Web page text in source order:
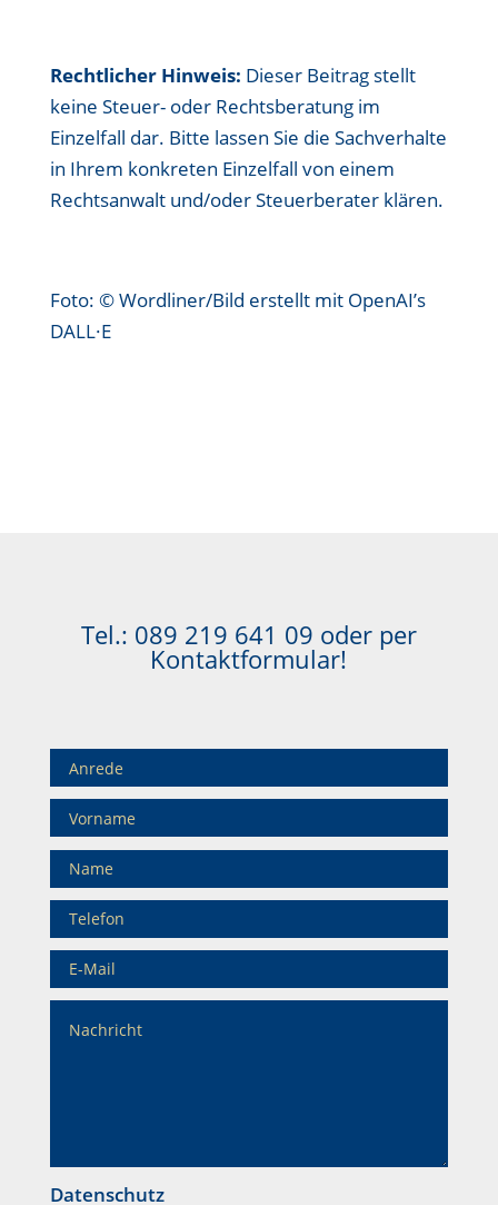
Rechtlicher Hinweis: Dieser Beitrag stellt
keine Steuer- oder Rechtsberatung im
Einzelfall dar. Bitte lassen Sie die Sachverhalte
in Ihrem konkreten Einzelfall von einem
Rechtsanwalt und/oder Steuerberater klären.
Foto: © Wordliner/Bild erstellt mit OpenAI’s
DALL·E
Tel.: 089 219 641 09 oder per
Kontaktformular!
Datenschutz